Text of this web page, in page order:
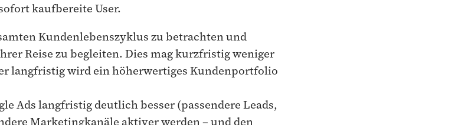
kaufbereite User.
Kundenlebenszyklus zu betrachten und
Reise zu begleiten. Dies mag kurzfristig weniger
langfristig wird ein höherwertiges Kundenportfolio
Ads langfristig deutlich besser (passendere Leads,
Marketingkanäle aktiver werden – und den